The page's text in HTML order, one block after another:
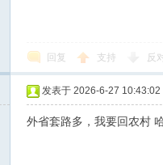
回复 支持 反
发表于 2026-6-27 10:43:02
外省套路多，我要回农村